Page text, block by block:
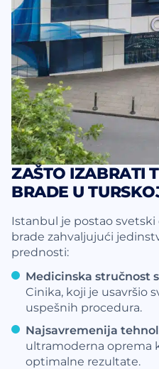
ZAŠTO IZABRATI
BRADE U
Istanbul je postao
brade zahvaljujući
prednosti:
Medicinska stručnost
Cinika, koji je usavršio
uspešnih procedura.
Najsavremenija
ultramoderna oprema
optimalne rezultate.